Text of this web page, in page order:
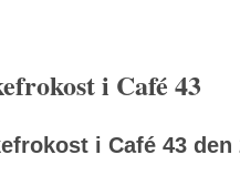
i Café 43
i Café 43